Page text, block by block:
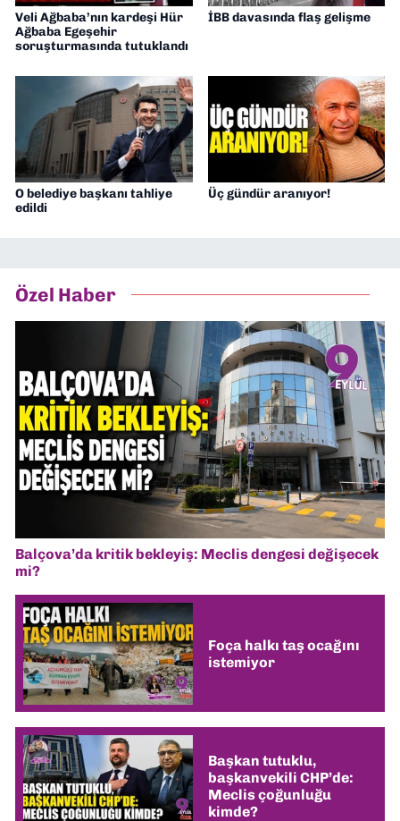
Veli Ağbaba’nın kardeşi Hür
Ağbaba Egeşehir
soruşturmasında tutuklandı
İBB davasında flaş gelişme
O belediye başkanı tahliye
edildi
Üç gündür aranıyor!
Özel Haber
Balçova’da kritik bekleyiş: Meclis dengesi değişecek
mi?
Foça halkı taş ocağını
istemiyor
Başkan tutuklu,
başkanvekili CHP’de:
Meclis çoğunluğu
kimde?